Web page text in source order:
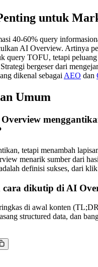
untuk
40-60% query
AI Overview. Artinya
query TOFU, tetapi
bergeser dari
dikenal sebagai AEO dan
Umum
tetapi menambah
menarik sumber dari
definisi sukses, dari
cara dikutip di AI
di awal konten
structured data, dan